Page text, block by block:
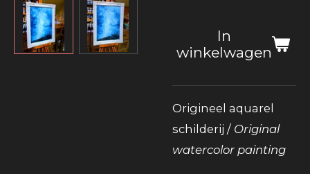
In
winkelwagen
Origineel aquarel
schilderij / Original
watercolor painting